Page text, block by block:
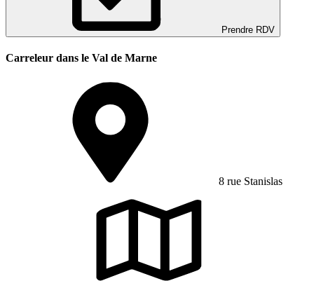
Prendre RDV
Carreleur dans le Val de Marne
8 rue Stanislas